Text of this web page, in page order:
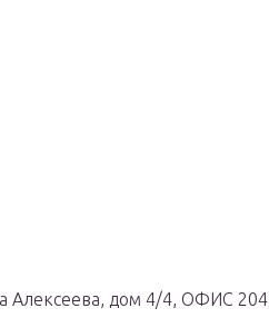
Алексеева, дом 4/4, ОФИС 204